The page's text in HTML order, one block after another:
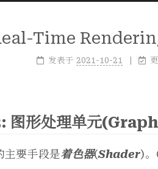
Time
发表于 2021-10-21
图形处理单元
主要手段是着色器(Shader)